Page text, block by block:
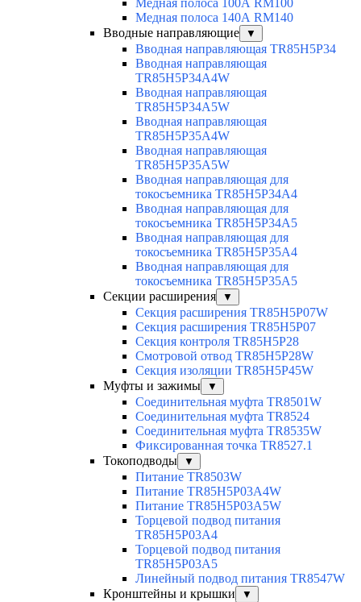
Медная полоса 100А RM100
Медная полоса 140А RM140
Вводные направляющие
▼
Вводная направляющая TR85H5P34
Вводная направляющая
TR85H5P34A4W
Вводная направляющая
TR85H5P34A5W
Вводная направляющая
TR85H5P35A4W
Вводная направляющая
TR85H5P35A5W
Вводная направляющая для
токосъемника TR85H5P34A4
Вводная направляющая для
токосъемника TR85H5P34A5
Вводная направляющая для
токосъемника TR85H5P35A4
Вводная направляющая для
токосъемника TR85H5P35A5
Секции расширения
▼
Секция расширения TR85H5P07W
Секция расширения TR85H5P07
Секция контроля TR85H5P28
Смотровой отвод TR85H5P28W
Секция изоляции TR85H5P45W
Муфты и зажимы
▼
Соединительная муфта TR8501W
Соединительная муфта TR8524
Соединительная муфта TR8535W
Фиксированная точка TR8527.1
Токоподводы
▼
Питание TR8503W
Питание TR85H5P03A4W
Питание TR85H5P03A5W
Торцевой подвод питания
TR85H5P03A4
Торцевой подвод питания
TR85H5P03A5
Линейный подвод питания TR8547W
Кронштейны и крышки
▼